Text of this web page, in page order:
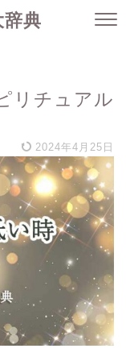
典
リチュアル
2024年4月25日